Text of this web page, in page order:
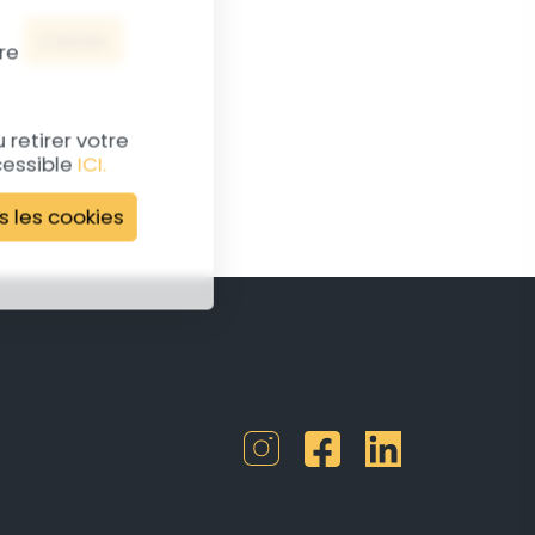
retirer votre
ICI.
les cookies